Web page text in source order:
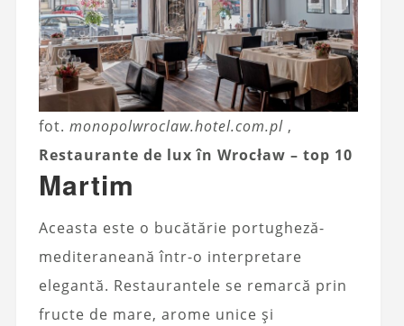
fot. monopolwroclaw.hotel.com.pl ,
Restaurante de lux în Wrocław – top 10
Martim
Aceasta este o bucătărie portugheză-
mediteraneană într-o interpretare
elegantă. Restaurantele se remarcă prin
fructe de mare, arome unice și